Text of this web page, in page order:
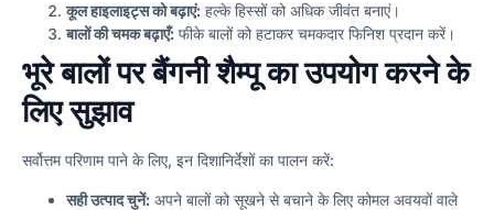
कूल हाइलाइट्स को बढ़ाएं: हल्के हिस्सों को अधिक जीवंत बनाएं।
बालों की चमक बढ़ाएँ: फीके बालों को हटाकर चमकदार फिनिश प्रदान करें।
भूरे बालों पर बैंगनी शैम्पू का उपयोग करने के
लिए सुझाव
सर्वोत्तम परिणाम पाने के लिए, इन दिशानिर्देशों का पालन करें:
सही उत्पाद चुनें: अपने बालों को सूखने से बचाने के लिए कोमल अवयवों वाले